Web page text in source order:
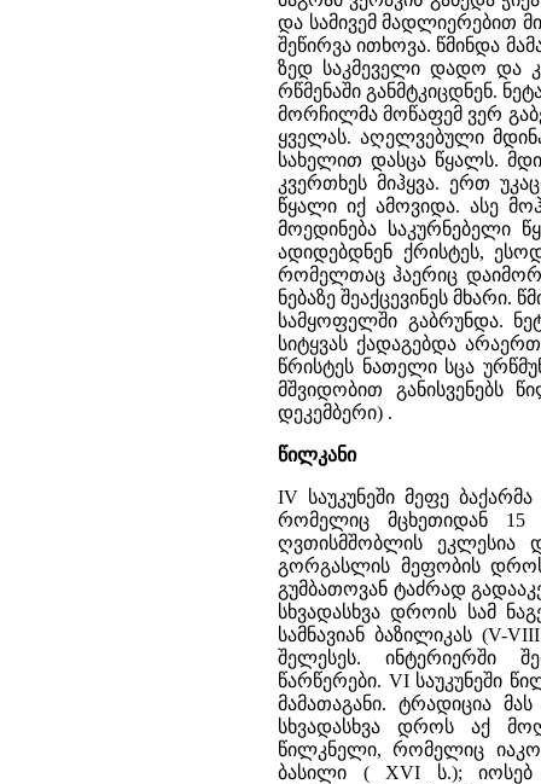
და სამივემ მადლიერებით
შეწირვა ითხოვა. წმინდა
ზედ საკმეველი დადო და
რწმენაში განმტკიცდნენ.
მორჩილმა მოწაფემ ვერ
ყველას. აღელვებული
სახელით დასცა წყალს.
კვერთხეს მიჰყვა. ერთ
წყალი იქ ამოვიდა. ასე
მოედინება საკურნებელი
ადიდებდნენ ქრისტეს,
რომელთაც ჰაერიც
ნებაზე შეაქცევინეს მხარი.
სამყოფელში გაბრუნდა.
სიტყვას ქადაგებდა
წრისტეს ნათელი სცა
მშვიდობით განისვენებს
დეკემბერი) .
წილკანი
IV საუკუნეში მეფე
რომელიც მცხეთიდან 15
ღვთისმშობლის ეკლესია
გორგასლის მეფობის დროს
გუმბათოვან ტაძრად
სხვადასხვა დროის სამ
სამნავიან ბაზილიკას (V-
შელესეს. ინტერიერში
წარწერები. VI საუკუნეში
მამათაგანი. ტრადიცია
სხვადასხვა დროს აქ
წილკნელი, რომელიც
ბასილი ( XVI ს.); იოსებ